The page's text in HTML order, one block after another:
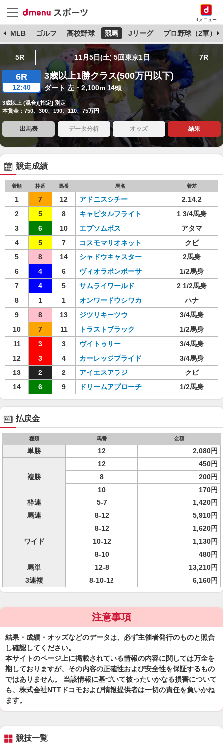
dメニュー
MLB ゴルフ 高校野球 競馬 Jリーグ プロ野球（2軍）
5R 11月5日(土) 5回東京1日 7R
6R
12:40
3歳以上1勝クラス(500万円以下)
ダート 左・2,100m 14頭
3歳以上 (混合)[指定] 別定
本賞金：750、300、190、110、75万円
出馬表 データ分析 オッズ 結果
競走成績
着順 枠番 馬番 馬名 着差
1 7 12 アドニスシチー
2.14.2
2
5 8 キャピタルフライト
1 3/4馬身
3
6 10 エプソムボス
アタマ
4
5 7 コスモマリオネット
クビ
5
8 14 シャドウキャスター
2馬身
6
4 6 ヴィオラポンポーサ
1/2馬身
7
4 5 サムライワールド
2 1/2馬身
8
1 1 オンワードウシワカ
ハナ
9
8 13 ジツリキーツウ
3/4馬身
10
7 11 トラストブラック
1/2馬身
11
3 3 ヴイトゥリー
3/4馬身
12
3 4 カーレッジプライド
3/4馬身
13
2 2 アイエスアラジ
クビ
14
6 9 ドリームアプローチ 1/2馬身
払戻金
種類 馬番 金額
単勝 12 2,080円
複勝
12
450円
8
200円
10
170円
枠連
5-7
1,420円
馬連
8-12 5,910円
ワイド
8-12
1,620円
10-12
1,130円
8-10
480円
馬単
12-8
13,210円
3連複
8-10-12 6,160円
注意事項
結果・成績・オッズなどのデータは、必ず主催者発行のものと照合
し確認してください。
本サイトのページ上に掲載されている情報の内容に関しては万全を
期しておりますが、その内容の正確性および安全性を保証するもの
ではありません。 当該情報に基づいて被ったいかなる損害について
も、株式会社NTTドコモおよび情報提供者は一切の責任を負いかね
ます。
競技一覧